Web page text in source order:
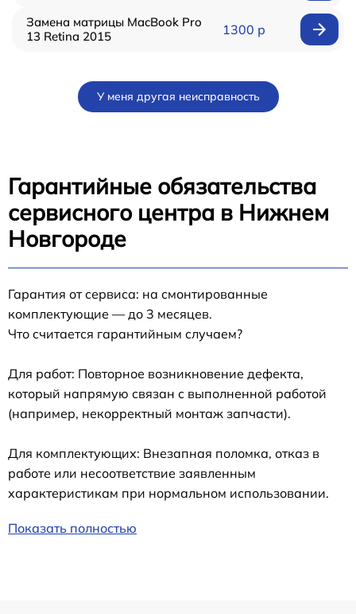
Замена матрицы MacBook Pro
13 Retina 2015
1300 р
У меня другая неисправность
Гарантийные обязательства
сервисного центра в Нижнем
Новгороде
Гарантия от сервиса: на смонтированные
комплектующие — до 3 месяцев.
Что считается гарантийным случаем?
Для работ: Повторное возникновение дефекта,
который напрямую связан с выполненной работой
(например, некорректный монтаж запчасти).
Для комплектующих: Внезапная поломка, отказ в
работе или несоответствие заявленным
характеристикам при нормальном использовании.
Показать полностью